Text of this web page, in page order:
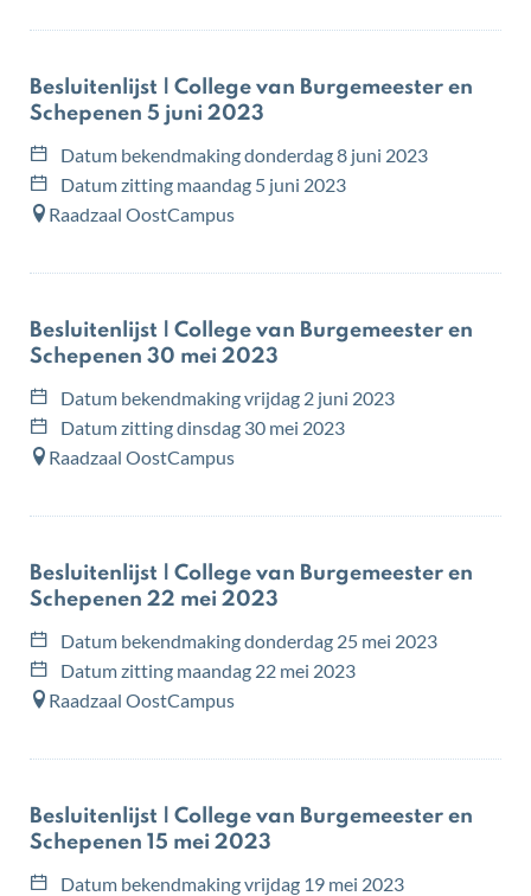
Besluitenlijst | College van Burgemeester en
Schepenen 5 juni 2023
Datum bekendmakingdonderdag 8 juni 2023
Datum zitting maandag 5 juni 2023
Raadzaal OostCampus
Besluitenlijst | College van Burgemeester en
Schepenen 30 mei 2023
Datum bekendmakingvrijdag 2 juni 2023
Datum zittingdinsdag 30 mei 2023
Raadzaal OostCampus
Besluitenlijst | College van Burgemeester en
Schepenen 22 mei 2023
Datum bekendmakingdonderdag 25 mei 2023
Datum zitting maandag 22 mei 2023
Raadzaal OostCampus
Besluitenlijst | College van Burgemeester en
Schepenen 15 mei 2023
Datum bekendmakingvrijdag 19 mei 2023